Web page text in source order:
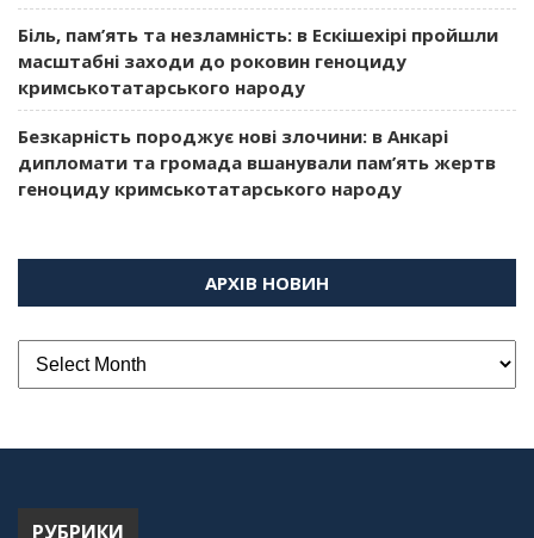
Біль, пам’ять та незламність: в Ескішехірі пройшли
масштабні заходи до роковин геноциду
кримськотатарського народу
Безкарність породжує нові злочини: в Анкарі
дипломати та громада вшанували пам’ять жертв
геноциду кримськотатарського народу
АРХІВ НОВИН
РУБРИКИ